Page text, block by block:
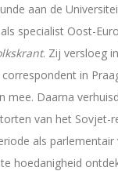
aan de
specialist Oost-
. Zij versloeg
in
mee. Daarna
van het Sovjet-
als parlementair
hoedanigheid